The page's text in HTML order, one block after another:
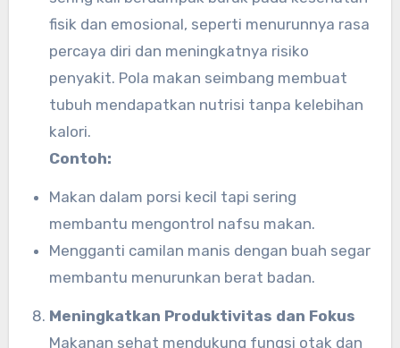
fisik dan emosional, seperti menurunnya rasa
percaya diri dan meningkatnya risiko
penyakit. Pola makan seimbang membuat
tubuh mendapatkan nutrisi tanpa kelebihan
kalori.
Contoh:
Makan dalam porsi kecil tapi sering
membantu mengontrol nafsu makan.
Mengganti camilan manis dengan buah segar
membantu menurunkan berat badan.
Meningkatkan Produktivitas dan Fokus
Makanan sehat mendukung fungsi otak dan